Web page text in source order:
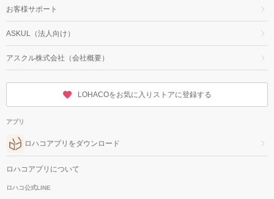
お客様サポート
ASKUL（法人向け）
アスクル株式会社（会社概要）
LOHACOをお気に入りストアに登録する
アプリ
ロハコアプリをダウンロード
ロハコアプリについて
ロハコ公式LINE